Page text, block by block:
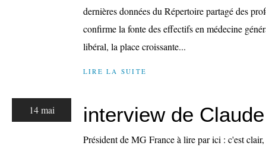
dernières données du Répertoire partagé des
confirme la fonte des effectifs en médecine
libéral, la place croissante...
LIRE LA SUITE
14 mai interview de
Président de MG France à lire par ici : c'est